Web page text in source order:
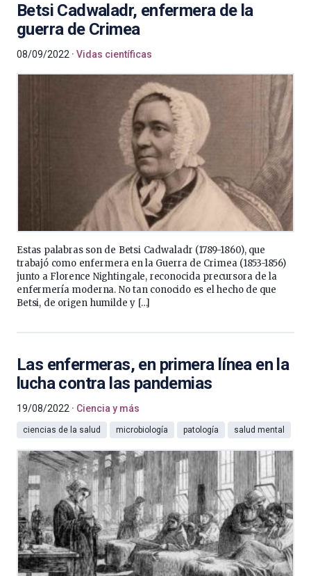
Betsi Cadwaladr, enfermera de la
guerra de Crimea
08/09/2022 Vidas científicas
Estas palabras son de Betsi Cadwaladr (1789-1860), que
trabajó como enfermera en la Guerra de Crimea (1853-1856)
junto a Florence Nightingale, reconocida precursora de la
enfermería moderna. No tan conocido es el hecho de que
Betsi, de origen humilde y […]
Las enfermeras, en primera línea en la
lucha contra las pandemias
19/08/2022 Ciencia y más
ciencias de la salud microbiología patología salud mental